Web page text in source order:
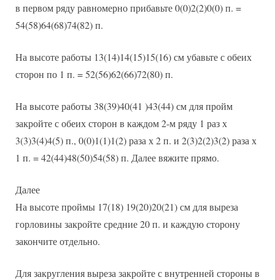
в первом ряду равномерно прибавьте 0(0)2(2)0(0) п. =
54(58)64(68)74(82) п.
На высоте работы 13(14)14(15)15(16) см убавьте с обеих
сторон по 1 п. = 52(56)62(66)72(80) п.
На высоте работы 38(39)40(41 )43(44) см для пройм
закройте с обеих сторон в каждом 2-м ряду 1 раз х
3(3)3(4)4(5) п., 0(0)1(1)1(2) раза х 2 п. и 2(3)2(2)3(2) раза х
1 п. = 42(44)48(50)54(58) п. Далее вяжите прямо.
Далее
На высоте проймы 17(18) 19(20)20(21) см для выреза
горловины закройте средние 20 п. и каждую сторону
закончите отдельно.
Для закругления выреза закройте с внутренней стороны в